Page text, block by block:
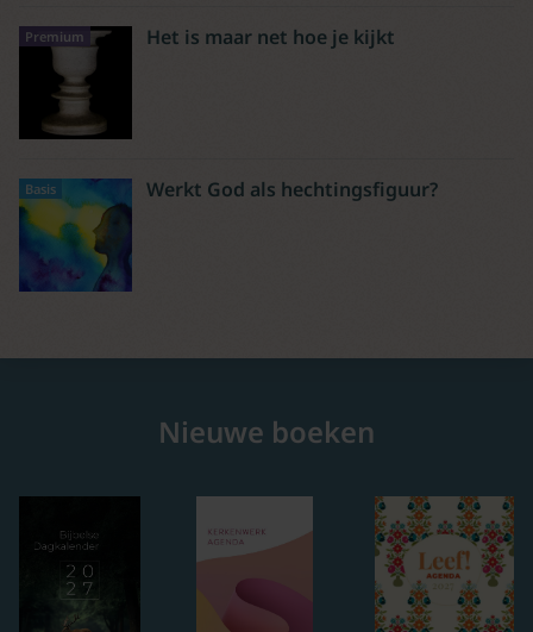
Premium Het is maar net hoe je kijkt
Basis Werkt God als hechtingsfiguur?
Nieuwe boeken